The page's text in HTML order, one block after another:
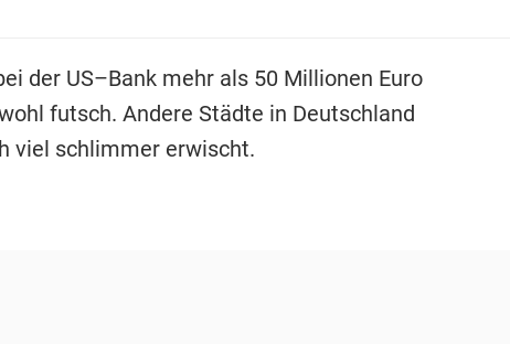
der US–Bank mehr als 50 Millionen Euro
futsch. Andere Städte in Deutschland
viel schlimmer erwischt.